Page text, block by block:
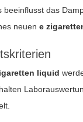
beeinflusst das
neuene
liquid